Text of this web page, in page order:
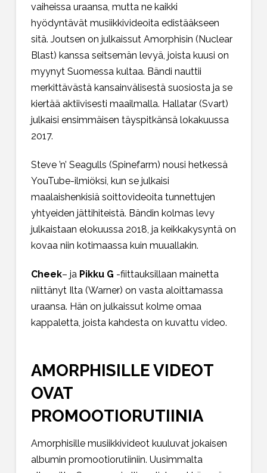
vaiheissa uraansa, mutta ne kaikki
hyödyntävät musiikkivideoita edistääkseen
sitä. Joutsen on julkaissut Amorphisin (Nuclear
Blast) kanssa seitsemän levyä, joista kuusi on
myynyt Suomessa kultaa. Bändi nauttii
merkittävästä kansainvälisestä suosiosta ja se
kiertää aktiivisesti maailmalla. Hallatar (Svart)
julkaisi ensimmäisen täyspitkänsä lokakuussa
2017.
Steve ’n’ Seagulls (Spinefarm) nousi hetkessä
YouTube-ilmiöksi, kun se julkaisi
maalaishenkisiä soittovideoita tunnettujen
yhtyeiden jättihiteistä. Bändin kolmas levy
julkaistaan elokuussa 2018, ja keikkakysyntä on
kovaa niin kotimaassa kuin muuallakin.
Cheek– ja Pikku G -fiittauksillaan mainetta
niittänyt Ilta (Warner) on vasta aloittamassa
uraansa. Hän on julkaissut kolme omaa
kappaletta, joista kahdesta on kuvattu video.
AMORPHISILLE VIDEOT
OVAT
PROMOOTIORUTIINIA
Amorphisille musiikkivideot kuuluvat jokaisen
albumin promootiorutiiniin. Uusimmalta